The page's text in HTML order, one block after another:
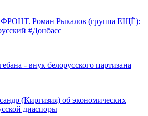
Роман Рыкалов (группа ЕЩЁ):
#Донбасс
- внук белорусского партизана
(Киргизия) об экономических
диаспоры